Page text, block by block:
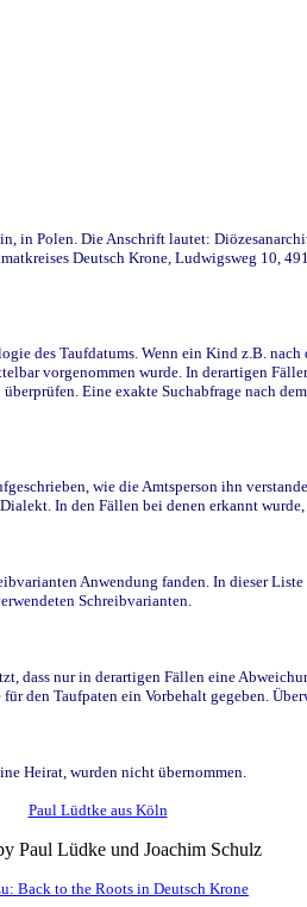
Polen. Die Anschrift lautet:
Deutsch Krone, Ludwigsweg 10,
des Taufdatums. Wenn ein Kind z.B.
vorgenommen wurde. In derartigen
Eine exakte Suchabfrage nach
wie die Amtsperson ihn
In den Fällen bei denen erkannt
Anwendung fanden. In dieser
Schreibvarianten.
dass nur in derartigen Fällen eine
den Taufpaten ein Vorbehalt gegeben.
Heirat, wurden nicht übernommen.
Paul Lüdtke aus Köln
Paul Lüdke und Joachim Schulz
Back to the Roots in Deutsch Krone